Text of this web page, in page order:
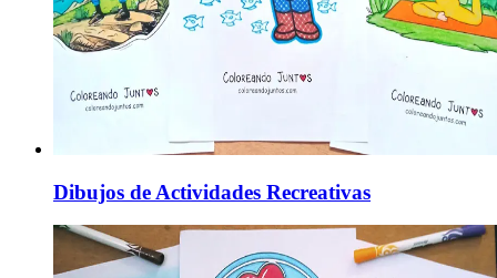
Dibujos de Actividades Recreativas